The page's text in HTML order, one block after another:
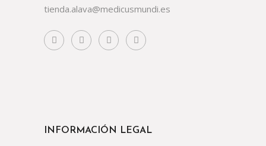
tienda.alava@medicusmundi.es
INFORMACIÓN LEGAL